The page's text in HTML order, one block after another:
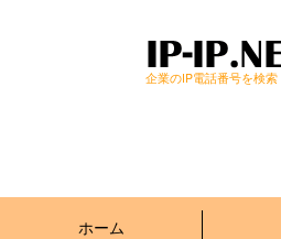
企業のIP電話番号を検索
ホーム